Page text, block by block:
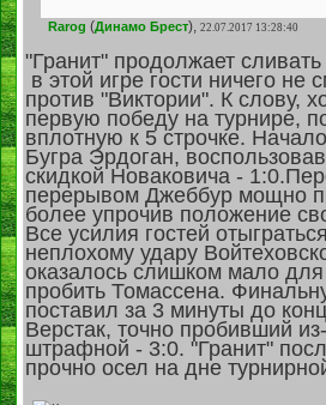
Rarog (Динамо Брест), 22.07.2017 13:28:40
"Гранит" продолжает
в этой игре гости ничего не
против "Виктории". К слову,
первую победу на турнире,
вплотную к 5 строчке.
Бугра Эрдоган,
скидкой Новаковича -
перерывом Джеббур мощно
более упрочив положение
Все усилия гостей
неплохому удару
оказалось слишком мало для
пробить Томассена.
поставил за 3 минуты до
Верстак, точно пробивший
штрафной - 3:0. "Гранит"
прочно осел на дне